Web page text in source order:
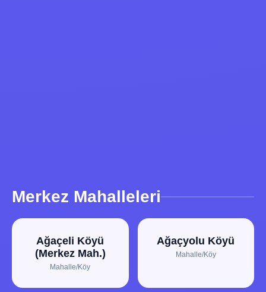
Merkez Mahalleleri
Ağaçeli Köyü
(Merkez Mah.)
Mahalle/Köy
Ağaçyolu Köyü
Mahalle/Köy